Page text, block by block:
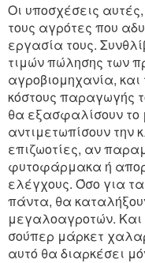
Οι υποσχέσεις
τους αγρότες που
εργασία τους.
τιμών πώλησης των
αγροβιομηχανία,
κόστους παραγωγής
θα εξασφαλίσουν το
αντιμετωπίσουν την
επιζωοτίες, αν
φυτοφάρμακα ή
ελέγχους. Όσο για
πάντα, θα
μεγαλοαγροτών. Και
σούπερ μάρκετ
αυτό θα διαρκέσει